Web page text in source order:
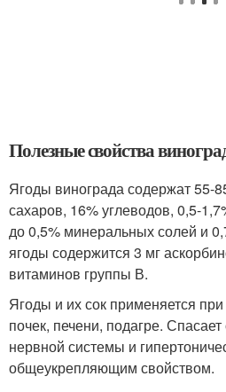
Полезные свойства
Ягоды винограда содержат 55-
сахаров, 16% углеводов, 0,5-
до 0,5% минеральных солей и
ягоды содержится 3 мг
витаминов группы В.
Ягоды и их сок применяется
почек, печени, подагре.
нервной системы и
общеукрепляющим свойством.